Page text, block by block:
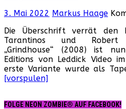
3. Mai 2022 Markus Haage
Die Überschrift verrät den
Tarantinos und Robert
„Grindhouse“ (2008) ist
Editions von Leddick Video
erste Variante wurde als
[vorspulen]
FOLGE NEON ZOMBIE® AUF FACEBOOK!